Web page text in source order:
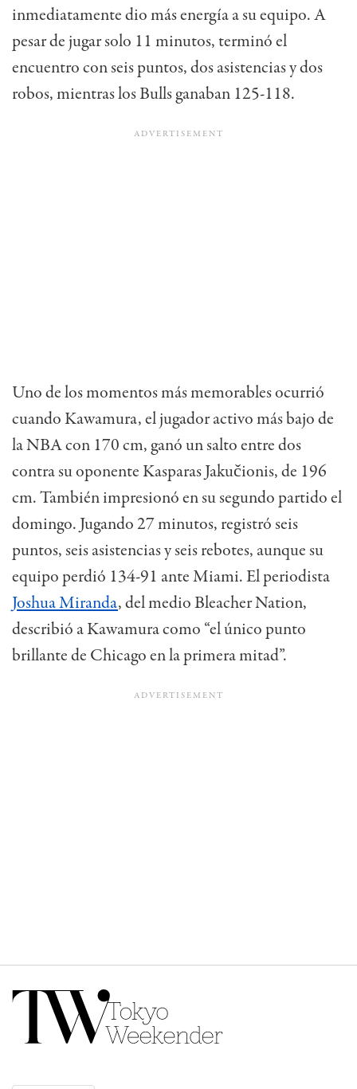
inmediatamente dio más energía a su equipo. A
pesar de jugar solo 11 minutos, terminó el
encuentro con seis puntos, dos asistencias y dos
robos, mientras los Bulls ganaban 125-118.
Uno de los momentos más memorables ocurrió
cuando Kawamura, el jugador activo más bajo de
la NBA con 170 cm, ganó un salto entre dos
contra su oponente Kasparas Jakučionis, de 196
cm. También impresionó en su segundo partido el
domingo. Jugando 27 minutos, registró seis
puntos, seis asistencias y seis rebotes, aunque su
equipo perdió 134-91 ante Miami. El periodista
Joshua Miranda, del medio Bleacher Nation,
describió a Kawamura como “el único punto
brillante de Chicago en la primera mitad”.